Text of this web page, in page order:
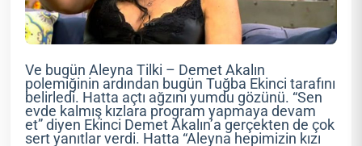
Ve bugün Aleyna Tilki – Demet Akalın
polemiğinin ardından bugün Tuğba Ekinci tarafını
belirledi. Hatta açtı ağzını yumdu gözünü. “Sen
evde kalmış kızlara program yapmaya devam
et” diyen Ekinci Demet Akalın’a gerçekten de çok
sert yanıtlar verdi. Hatta “Aleyna hepimizin kızı